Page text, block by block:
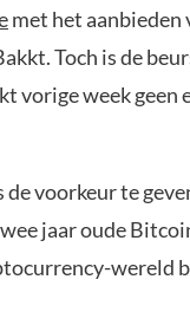
met het aanbieden
Toch is de
vorige week geen
voorkeur te
jaar oude
wereld